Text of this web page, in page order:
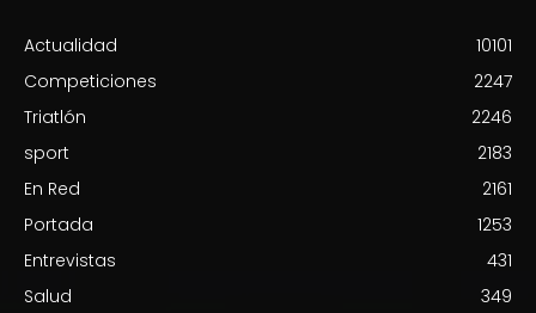
Actualidad
10101
Competiciones
2247
Triatlón
2246
sport
2183
En Red
2161
Portada
1253
Entrevistas
431
Salud
349